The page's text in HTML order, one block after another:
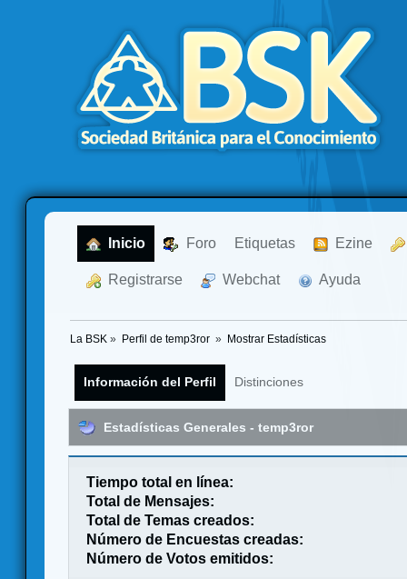
Inicio Foro Etiquetas Ezine
Registrarse Webchat Ayuda
La BSK » Perfil de temp3ror » Mostrar Estadísticas
Información del Perfil Distinciones
Estadísticas Generales - temp3ror
Tiempo total en línea:
Total de Mensajes:
Total de Temas creados:
Número de Encuestas creadas:
Número de Votos emitidos: